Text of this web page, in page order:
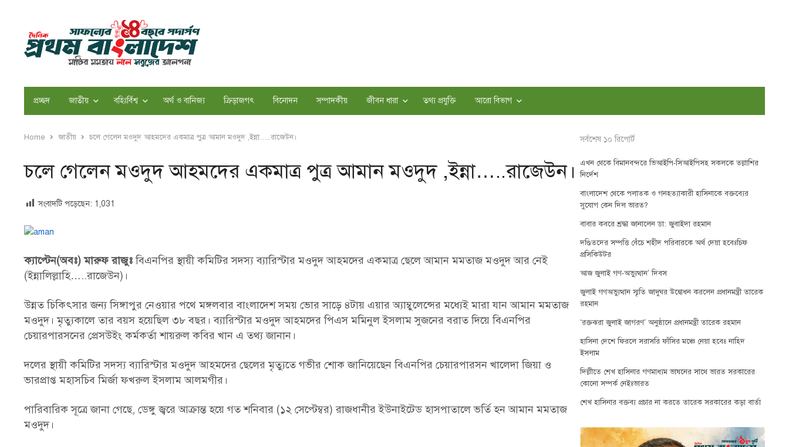
প্রচ্ছদ জাতীয় বহিঃর্বিশ্ব অর্থ ও বানিজ্য ক্রিড়াজগৎ বিনোদন সম্পাদকীয় জীবন ধারা তথ্য প্রযুক্তি আরো বিভাগ
Home জাতীয় চলে গেলেন মওদুদ আহমদের একমাত্র পুত্র আমান মওদুদ ,ইন্না…..রাজেউন।
চলে গেলেন মওদুদ আহমদের একমাত্র পুত্র আমান মওদুদ ,ইন্না…..রাজেউন।
সংবাদটি পড়েছেন: 1,031
ক্যাপ্টেন(অবঃ) মারুফ রাজুঃবিএনপির স্থায়ী কমিটির সদস্য ব্যারিস্টার মওদুদ আহমদের একমাত্র ছেলে আমান মমতাজ মওদুদ আর নেই
(ইন্নালিল্লাহি…..রাজেউন)।
উন্নত চিকিৎসার জন্য সিঙ্গাপুর নেওয়ার পথে মঙ্গলবার বাংলাদেশ সময় ভোর সাড়ে ৪টায় এয়ার অ্যাম্বুলেন্সের মধ্যেই মারা যান আমান মমতাজ
মওদুদ। মৃত্যুকালে তার বয়স হয়েছিল ৩৮ বছর। ব্যারিস্টার মওদুদ আহমদের পিএস মমিনুল ইসলাম সুজনের বরাত দিয়ে বিএনপির
চেয়ারপারসনের প্রেসউইং কর্মকর্তা শায়রুল কবির খান এ তথ্য জানান।
দলের স্থায়ী কমিটির সদস্য ব্যারিস্টার মওদুদ আহমদের ছেলের মৃত্যুতে গভীর শোক জানিয়েছেন বিএনপির চেয়ারপারসন খালেদা জিয়া ও
ভারপ্রাপ্ত মহাসচিব মির্জা ফখরুল ইসলাম আলমগীর।
পারিবারিক সূত্রে জানা গেছে, ডেঙ্গু জ্বরে আক্রান্ত হয়ে গত শনিবার (১২ সেপ্টেম্বর) রাজধানীর ইউনাইটেড হাসপাতালে ভর্তি হন আমান মমতাজ
মওদুদ।
সর্বশেষ ১০ রিপোর্ট
এখন থেকে বিমানবন্দরে ভিআইপি-সিআইপিসহ সকলকে তল্লাশির
নির্দেশ
বাংলাদেশ থেকে পলাতক ও গনহত্যাকারী হাসিনাকে বক্তব্যের
সুযোগ কেন দিল ভারত?
বাবার কবরে শ্রদ্ধা জানালেন ডা: জুবাইদা রহমান
দণ্ডিতদের সম্পত্তি বেঁচে শহীদ পরিবারকে অর্থ দেয়া হবেঃচিফ
প্রসিকিউটর
আজ জুলাই গণ-অভ্যুত্থান’ দিবস
জুলাই গণঅভ্যুত্থান স্মৃতি জাদুঘর উদ্বোধন করলেন প্রধানমন্ত্রী তারেক
রহমান
‘রক্তঝরা জুলাই জাগরণ’ অনুষ্ঠানে প্রধানমন্ত্রী তারেক রহমান
হাসিনা দেশে ফিরলে সরাসরি ফাঁসির মঞ্চে নেয়া হবেঃ নাহিদ
ইসলাম
দিল্লীতে শেখ হাসিনার গণমাধ্যম ভাষনের সাথে ভারত সরকারের
কোনো সম্পর্ক নেইঃভারত
শেখ হাসিনার বক্তব্য প্রচার না করতে তারেক সরকারের কড়া বার্তা